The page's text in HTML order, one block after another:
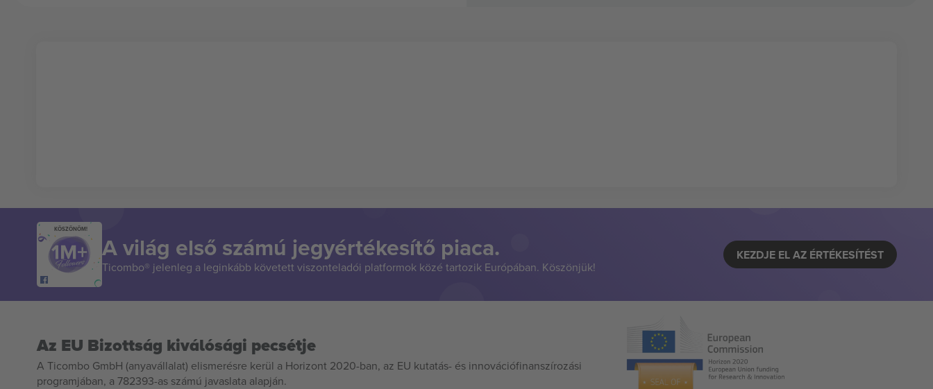
KÖSZÖNÖM!
A világ első számú jegyértékesítő piaca.
Ticombo® jelenleg a leginkább követett viszonteladói platformok közé tartozik Európában. Köszönjük!
KEZDJE EL AZ ÉRTÉKESÍTÉST
Az EU Bizottság kiválósági pecsétje
A Ticombo GmbH (anyavállalat) elismerésre kerül a Horizont 2020-ban, az EU kutatás- és innovációfinanszírozási
programjában, a 782393-as számú javaslata alapján.